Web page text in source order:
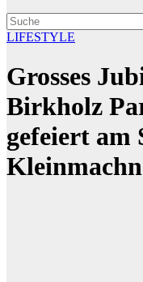
LIFESTYLE
Grosses
Birkholz
gefeiert am